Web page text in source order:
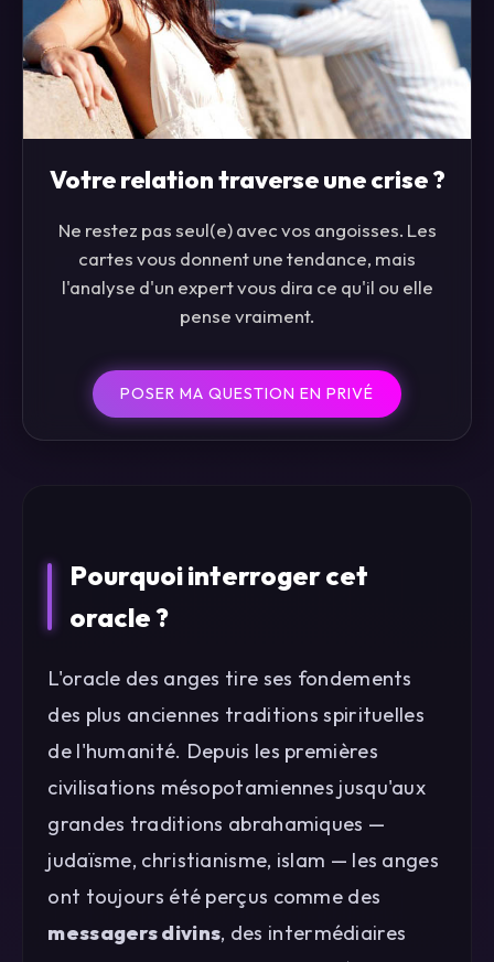
Votre relation traverse une crise ?
Ne restez pas seul(e) avec vos angoisses. Les
cartes vous donnent une tendance, mais
l'analyse d'un expert vous dira ce qu'il ou elle
pense vraiment.
POSER MA QUESTION EN PRIVÉ
Pourquoi interroger cet
oracle ?
L'oracle des anges tire ses fondements
des plus anciennes traditions spirituelles
de l'humanité. Depuis les premières
civilisations mésopotamiennes jusqu'aux
grandes traditions abrahamiques —
judaïsme, christianisme, islam — les anges
ont toujours été perçus comme des
messagers divins, des intermédiaires